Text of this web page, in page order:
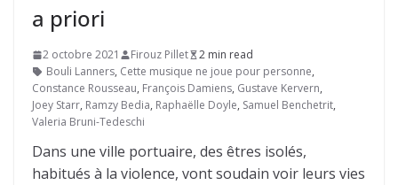
a priori
2 octobre 2021 Firouz Pillet
2 min read
Bouli Lanners, Cette musique ne joue pour personne,
Constance Rousseau, François Damiens, Gustave Kervern,
Joey Starr, Ramzy Bedia, Raphaëlle Doyle, Samuel Benchetrit,
Valeria Bruni-Tedeschi
Dans une ville portuaire, des êtres isolés,
habitués à la violence, vont soudain voir leurs vies